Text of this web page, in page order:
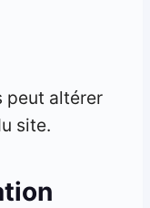
peut altérer
site.